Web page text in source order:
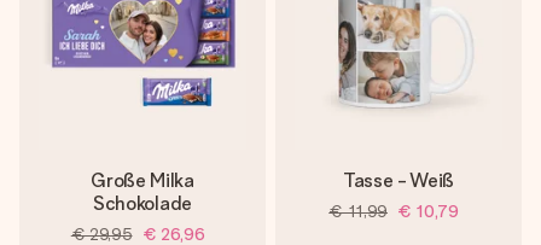
Große Milka
Schokolade
€ 29,95 € 26,96
Tasse - Weiß
€ 11,99 € 10,79